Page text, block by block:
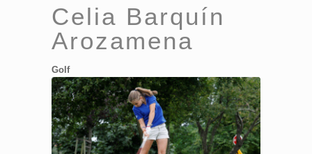
Celia Barquín
Arozamena
Golf